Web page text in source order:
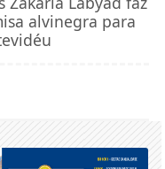
alvinegra para